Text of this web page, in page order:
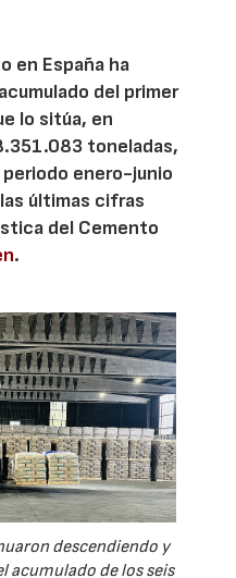
en España ha
del primer
lo sitúa, en
toneladas,
enero-junio
últimas cifras
del Cemento
.
descendiendo y
acumulado de los seis